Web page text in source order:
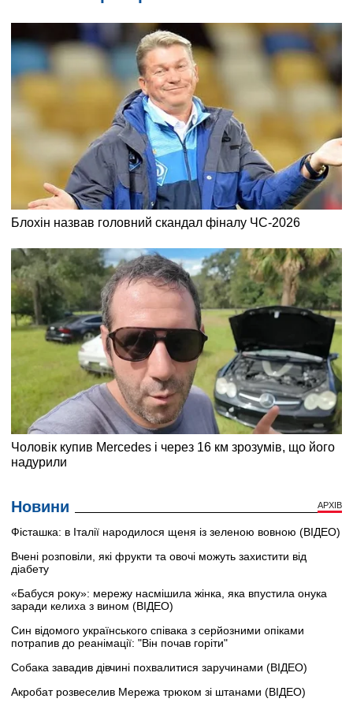
Новини АРХІВ
Фісташка: в Італії народилося щеня із зеленою вовною (ВІДЕО)
Вчені розповіли, які фрукти та овочі можуть захистити від
діабету
«Бабуся року»: мережу насмішила жінка, яка впустила онука
заради келиха з вином (ВІДЕО)
Син відомого українського співака з серйозними опіками
потрапив до реанімації: "Він почав горіти"
Собака завадив дівчині похвалитися заручинами (ВІДЕО)
Акробат розвеселив Мережа трюком зі штанами (ВІДЕО)